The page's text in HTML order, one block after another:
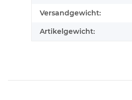
Versandgewicht:
Artikelgewicht: